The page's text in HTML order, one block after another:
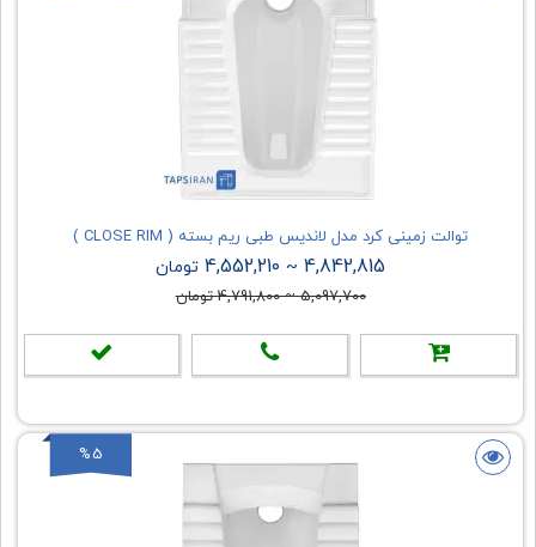
توالت زمینی کرد مدل لاندیس طبی ریم بسته ( CLOSE RIM )
4,842,815
~
4,552,210تومان
5,097,700
~
4,791,800تومان
%5